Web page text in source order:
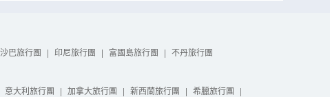
沙巴旅行團 | 印尼旅行團 | 富國島旅行團 | 不丹旅行團
意大利旅行團 | 加拿大旅行團 | 新西蘭旅行團 | 希臘旅行團 |